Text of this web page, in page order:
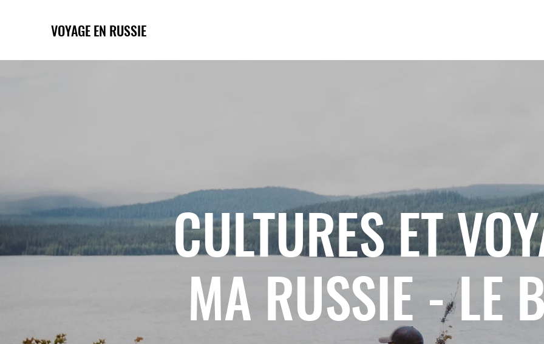
VOYAGE EN RUSSIE
CULTURES ET
MA RUSSIE - LE